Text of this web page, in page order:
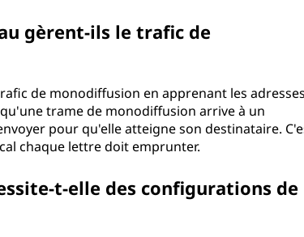
gèrent-ils le trafic de
de monodiffusion en apprenant les adresses
trame de monodiffusion arrive à un
pour qu'elle atteigne son destinataire.
chaque lettre doit emprunter.
t-elle des configurations de